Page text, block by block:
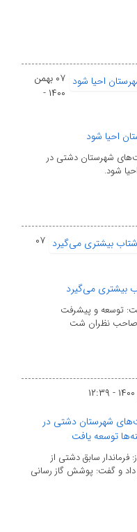
۰۷ بهمن
۱۴۰۰ -
احیا شود
شهرستان دشتی در
شود.
۰۷
بیشتری می‌گیرد
توسعه و پیشرفت
صاحب نظران شت
شهرستان دشتی در
توسعه یافت
فرماندار سابق دشتی از
و گفت: پوشش گاز رسانی